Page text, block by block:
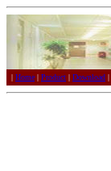
| Home | Product | Download |